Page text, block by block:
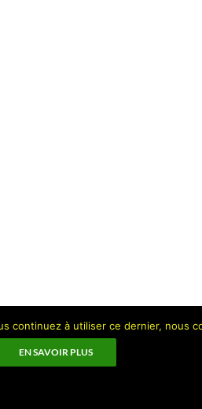
continuez à utiliser ce dernier, nous
EN SAVOIR PLUS